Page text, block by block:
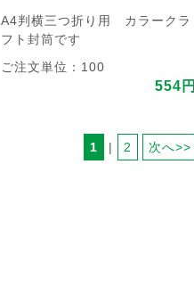
A4判横三つ折り用 カラークラ
フト封筒です
ご注文単位：100
554円
1 | 2 次へ>>